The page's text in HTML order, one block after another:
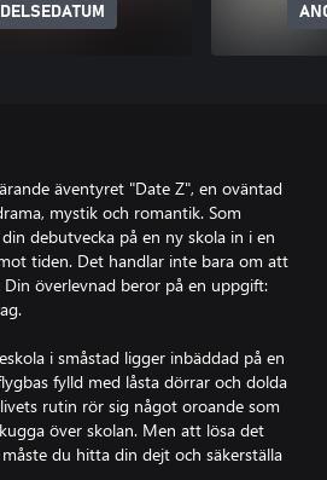
äventyret "Date Z", en oväntad
mystik och romantik. Som
debutvecka på en ny skola in i en
tiden. Det handlar inte bara om att
Din överlevnad beror på en uppgift:
i småstad ligger inbäddad på en
fylld med låsta dörrar och dolda
rutin rör sig något oroande som
över skolan. Men att lösa det
du hitta din dejt och säkerställa